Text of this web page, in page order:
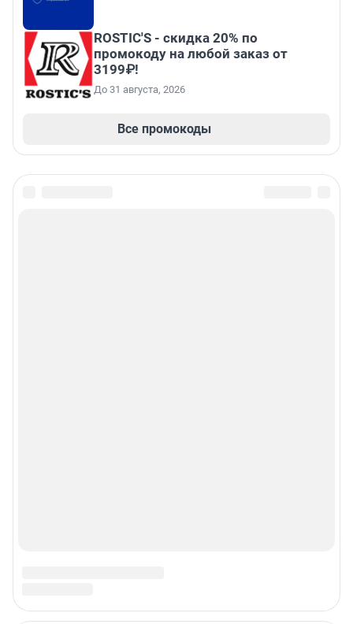
ROSTIC'S - скидка 20% по
промокоду на любой заказ от
3199₽!
До 31 августа, 2026
Все промокоды